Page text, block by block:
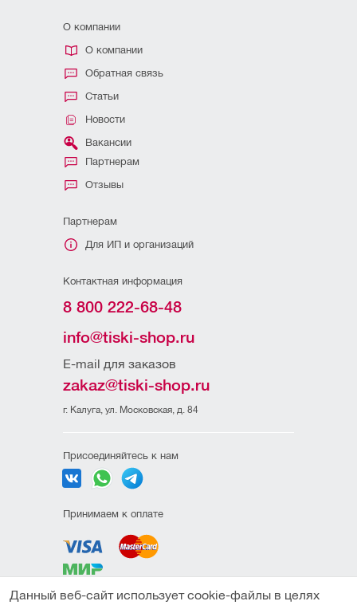
О компании
О компании
Обратная связь
Статьи
Новости
Вакансии
Партнерам
Отзывы
Партнерам
Для ИП и организаций
Контактная информация
8 800 222-68-48
info@tiski-shop.ru
E-mail для заказов
zakaz@tiski-shop.ru
г. Калуга, ул. Московская, д. 84
Присоединяйтесь к нам
Принимаем к оплате
Данный веб-сайт использует cookie-файлы в целях